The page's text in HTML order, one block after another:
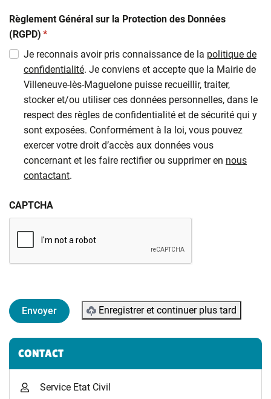
Règlement Général sur la Protection des Données
(RGPD) (obligatoire)
*
Je reconnais avoir pris connaissance de la politique de
confidentialité. Je conviens et accepte que la Mairie de
Villeneuve-lès-Maguelone puisse recueillir, traiter,
stocker et/ou utiliser ces données personnelles, dans le
respect des règles de confidentialité et de sécurité qui y
sont exposées. Conformément à la loi, vous pouvez
exercer votre droit d’accès aux données vous
concernant et les faire rectifier ou supprimer en nous
contactant.
CAPTCHA
Enregistrer et continuer plus tard
Informations complémentaires
CONTACT
Service Etat Civil